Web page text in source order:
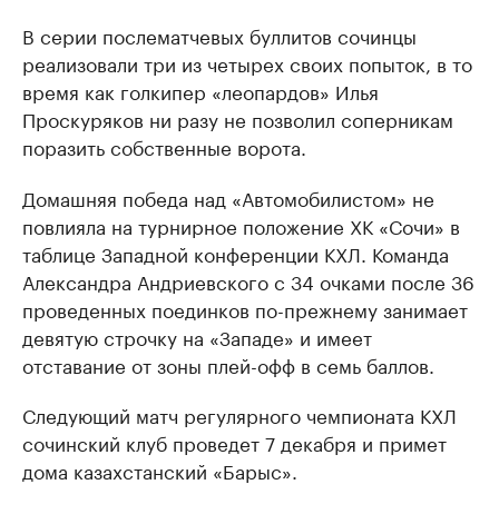
В серии послематчевых буллитов сочинцы
реализовали три из четырех своих попыток, в то
время как голкипер «леопардов» Илья
Проскуряков ни разу не позволил соперникам
поразить собственные ворота.
Домашняя победа над «Автомобилистом» не
повлияла на турнирное положение ХК «Сочи» в
таблице Западной конференции КХЛ. Команда
Александра Андриевского с 34 очками после 36
проведенных поединков по-прежнему занимает
девятую строчку на «Западе» и имеет
отставание от зоны плей-офф в семь баллов.
Следующий матч регулярного чемпионата КХЛ
сочинский клуб проведет 7 декабря и примет
дома казахстанский «Барыс».